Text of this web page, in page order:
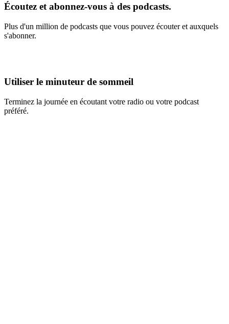
Écoutez et abonnez-vous à des podcasts.
Plus d'un million de podcasts que vous pouvez écouter et auxquels
s'abonner.
Utiliser le minuteur de sommeil
Terminez la journée en écoutant votre radio ou votre podcast
préféré.